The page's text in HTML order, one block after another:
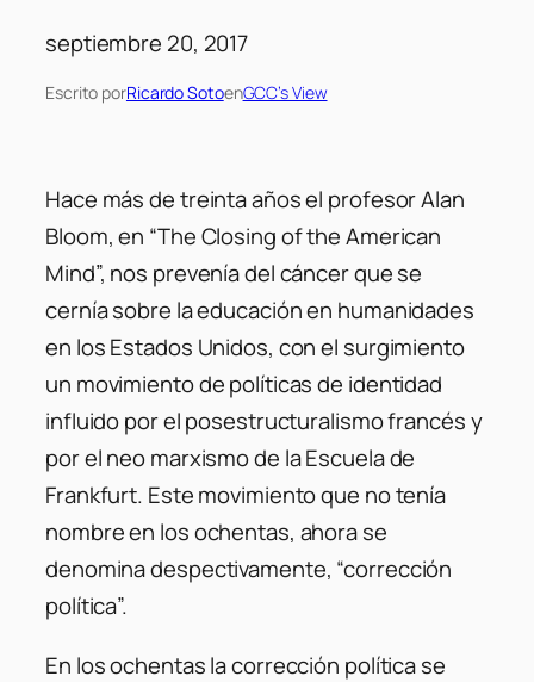
septiembre 20, 2017
Escrito porRicardo SotoenGCC’s View
Hace más de treinta años el profesor Alan
Bloom, en “The Closing of the American
Mind”, nos prevenía del cáncer que se
cernía sobre la educación en humanidades
en los Estados Unidos, con el surgimiento
un movimiento de políticas de identidad
influido por el posestructuralismo francés y
por el neo marxismo de la Escuela de
Frankfurt. Este movimiento que no tenía
nombre en los ochentas, ahora se
denomina despectivamente, “corrección
política”.
En los ochentas la corrección política se